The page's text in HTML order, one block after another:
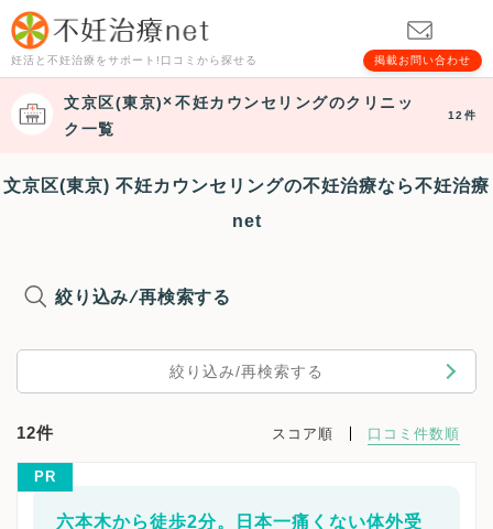
妊活と不妊治療をサポート!口コミから探せる 掲載お問い合わせ
文京区(東京) 不妊カウンセリングのクリニッ
ク一覧
12件
文京区(東京) 不妊カウンセリングの不妊治療なら不妊治療
net
絞り込み/再検索する
絞り込み/再検索する
12件 スコア順 口コミ件数順
PR
六本木から徒歩2分。日本一痛くない体外受